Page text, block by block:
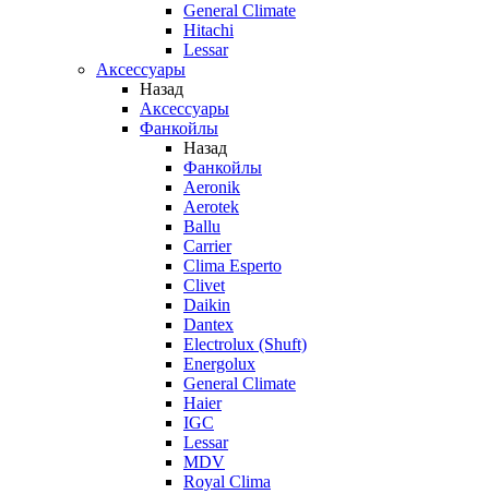
General Climate
Hitachi
Lessar
Аксессуары
Назад
Аксессуары
Фанкойлы
Назад
Фанкойлы
Aeronik
Aerotek
Ballu
Carrier
Clima Esperto
Clivet
Daikin
Dantex
Electrolux (Shuft)
Energolux
General Climate
Haier
IGC
Lessar
MDV
Royal Clima